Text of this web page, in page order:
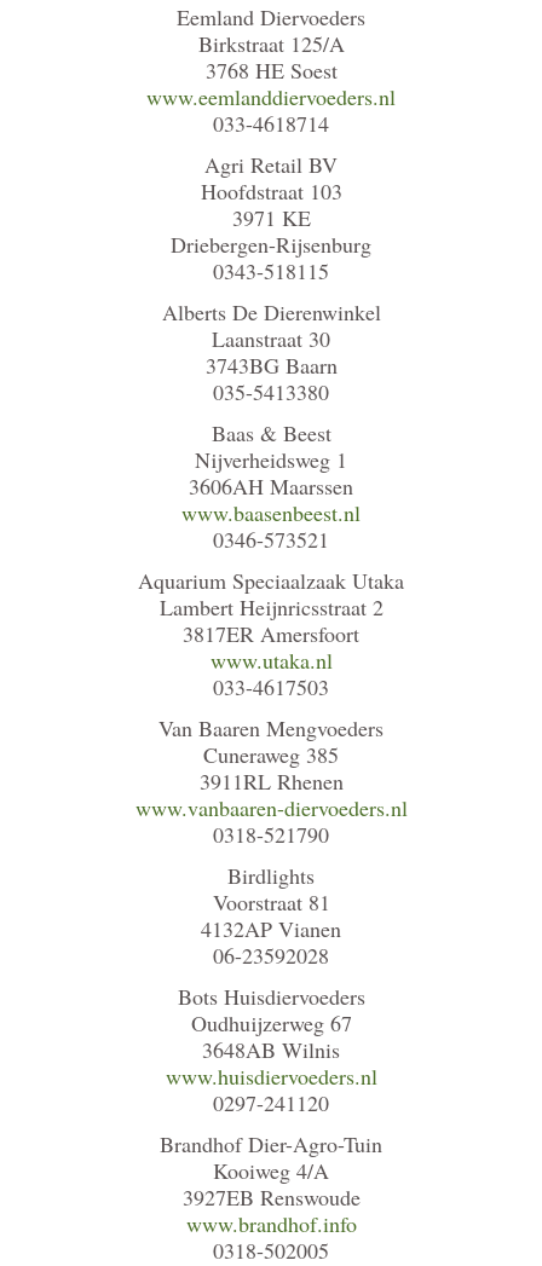
Eemland Diervoeders
Birkstraat 125/A
3768 HE Soest
www.eemlanddiervoeders.nl
033-4618714
Agri Retail BV
Hoofdstraat 103
3971 KE
Driebergen-Rijsenburg
0343-518115
Alberts De Dierenwinkel
Laanstraat 30
3743BG Baarn
035-5413380
Baas & Beest
Nijverheidsweg 1
3606AH Maarssen
www.baasenbeest.nl
0346-573521
Aquarium Speciaalzaak Utaka
Lambert Heijnricsstraat 2
3817ER Amersfoort
www.utaka.nl
033-4617503
Van Baaren Mengvoeders
Cuneraweg 385
3911RL Rhenen
www.vanbaaren-diervoeders.nl
0318-521790
Birdlights
Voorstraat 81
4132AP Vianen
06-23592028
Bots Huisdiervoeders
Oudhuijzerweg 67
3648AB Wilnis
www.huisdiervoeders.nl
0297-241120
Brandhof Dier-Agro-Tuin
Kooiweg 4/A
3927EB Renswoude
www.brandhof.info
0318-502005